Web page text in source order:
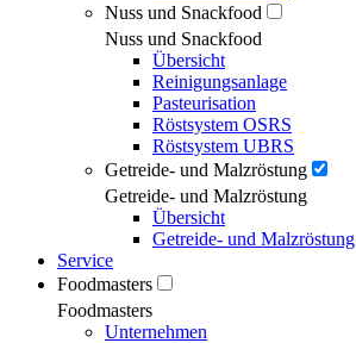
Nuss und Snackfood
Nuss und Snackfood
Übersicht
Reinigungsanlage
Pasteurisation
Röstsystem OSRS
Röstsystem UBRS
Getreide- und Malzröstung
Getreide- und Malzröstung
Übersicht
Getreide- und Malzröstung
Service
Foodmasters
Foodmasters
Unternehmen